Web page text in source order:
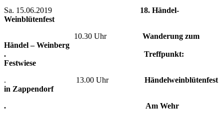
Sa. 15.06.2019 18. Händel-
Weinblütenfest
10.30 Uhr Wanderung zum
Händel – Weinberg
. Treffpunkt:
Festwiese
. 13.00 Uhr Händelweinblütenfest
in Zappendorf
. Am Wehr